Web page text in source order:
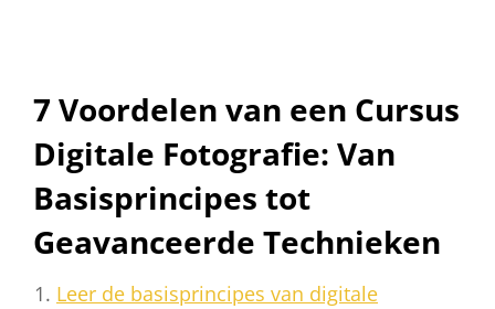
7 Voordelen van een Cursus
Digitale Fotografie: Van
Basisprincipes tot
Geavanceerde Technieken
Leer de basisprincipes van digitale